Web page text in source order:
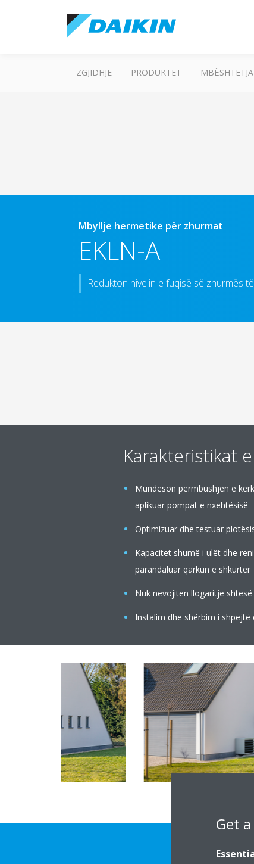
ZGJIDHJE PRODUKTET MBËSHTETJA
Mbyllje hermetike për zhurmat
EKLN-A
Redukton nivelin e fuqisë së zhurmës
Karakteristikat
Mundëson përmbushjen e
aplikuar pompat e nxehtësisë
Optimizuar dhe testuar
Kapacitet shumë i ulët dhe
parandaluar qarkun e shkurtër
Nuk nevojiten llogaritje
Instalim dhe shërbim i
Get